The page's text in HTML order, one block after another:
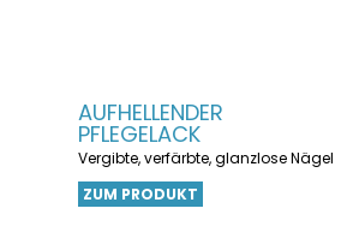
AUFHELLENDER
PFLEGELACK
Vergibte, verfärbte, glanzlose Nägel
ZUM PRODUKT